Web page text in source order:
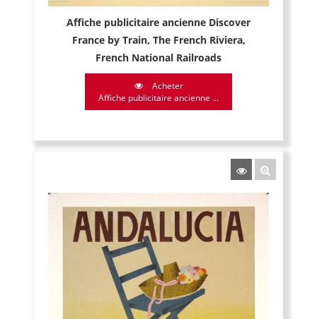
Affiche publicitaire ancienne Discover
France by Train, The French Riviera,
French National Railroads
Acheter
Affiche publicitaire ancienne ...